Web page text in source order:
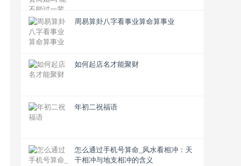
周易算卦八字看事业算命算事业
如何起店名才能聚财
年初二祝福语
怎么通过手机号算命_风水看相冲：天
干相冲与地支相冲的含义